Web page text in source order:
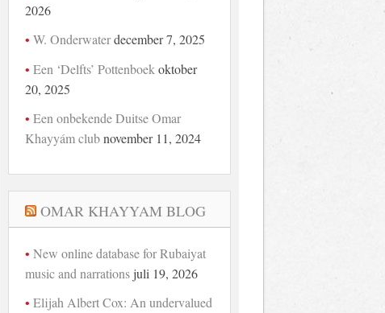
2026
W. Onderwater december 7, 2025
Een ‘Delfts’ Pottenboek oktober
20, 2025
Een onbekende Duitse Omar
Khayyám club november 11, 2024
OMAR KHAYYAM BLOG
New online database for Rubaiyat
music and narrations juli 19, 2026
Elijah Albert Cox: An undervalued